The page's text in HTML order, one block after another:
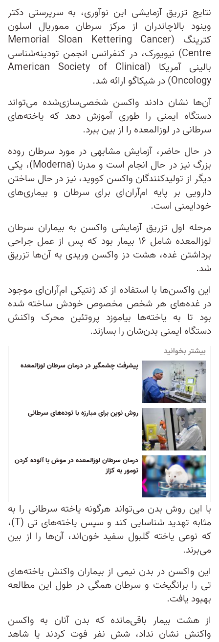
نتایج تزریق آزمایشی این نوآوری، به سرپرستی دکتر
وینود بالاچاندران از مرکز سرطان مموریال اسلون
کترینگ (Memorial Sloan Kettering Cancer
Centre) نیویورک، در کنفرانس انجمن تودینه‌شناسی
بالینی آمریکا (American Society of Clinical
Oncology) در شیکاگو ارائه شد.
آن‌ها نشان دادند واکسن‌ شخصی‌سازی‌شده می‌تواند
دستگاه ایمنی را طوری آموزش دهد که یاخته‌های
سرطانی در لوزالمعده را از بین ببرد.
در حال حاضر، آزمایش مشابهی در مورد سرطان روده
بزرگ نیز در حال انجام است و مدرنا (Moderna)، یکی
دیگر از تولیدکنندگان واکسن کووید، نیز در حال ساختن
دارویی بر پایه ام‌آران‌ای برای سرطان و بیماری‌های
خودایمنی است.
مرحله اول تزریق آزمایشی واکسن به بیماران سرطان
لوزالمعده شامل ۱۶ بیمار بود که پس از عمل جراحی
برداشتن غده، هشت دز واکسن وریدی به آن‌ها تزریق
شد.
این واکسن‌ها با استفاده از کد ژنتیکی ام‌آران‌ای موجود
در غده‌های هر شخص مخصوص خودش ساخته شده
بود تا به یاخته‌ها بیاموزد پروتئین محرک واکنش
دستگاه ایمنی بدن‌شان را بسازند.
بیشتر بخوانید
پیشرفت چشمگیر در درمان سرطان لوزالمعده
روش نوین برای مبارزه با توده‌های سرطانی
درمان سرطان لوزالمعده در موش با آلوده کردن
تومور به کزاز
با این روش بدن می‌تواند هرگونه یاخته سرطانی را به
مثابه تهدید شناسایی کند و سپس یاخته‌های تی (T)،
که نوعی یاخته گلبول سفید خون‌اند، آن‌ها را از بین
می‌برند.
این واکسن در بدن نیمی از بیماران واکنش یاخته‌های
تی را برانگیخت و سرطان همگی در طول این مطالعه
بهبود یافت.
از هشت بیمار باقی‌مانده که بدن آنان به واکسن
واکنش نشان نداد، شش نفر فوت کردند یا شاهد